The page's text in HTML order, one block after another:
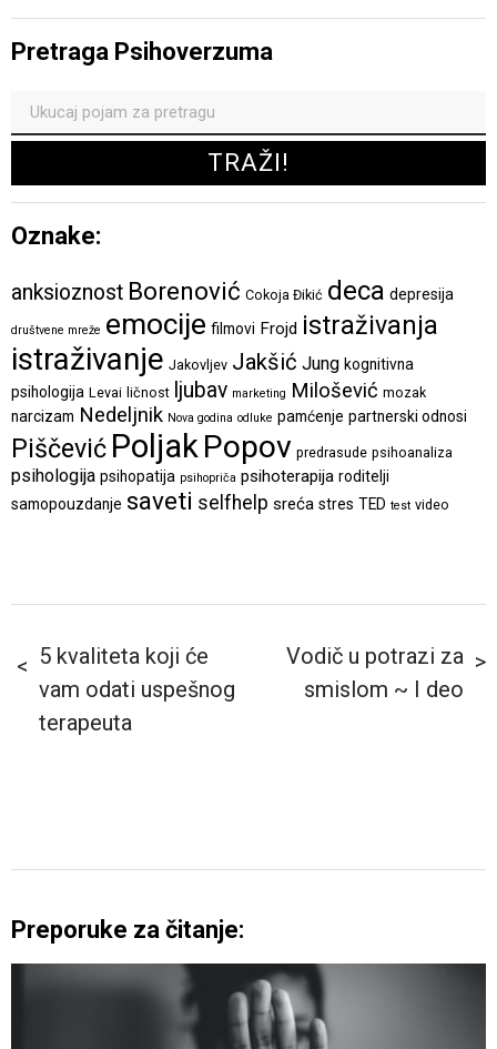
Pretraga Psihoverzuma
Oznake:
anksioznost Borenović Cokoja Đikić deca depresija
društvene mreže emocije filmovi Frojd istraživanja
istraživanje Jakovljev Jakšić Jung kognitivna
psihologija Levai ličnost ljubav marketing Milošević mozak
narcizam Nedeljnik Nova godina odluke pamćenje partnerski odnosi
Piščević PoljakPopov predrasude psihoanaliza
psihologija psihopatija psihopriča psihoterapija roditelji
samopouzdanje saveti selfhelp sreća stres TED test video
5 kvaliteta koji će
vam odati uspešnog
terapeuta
Vodič u potrazi za
smislom ~ I deo
Preporuke za čitanje: